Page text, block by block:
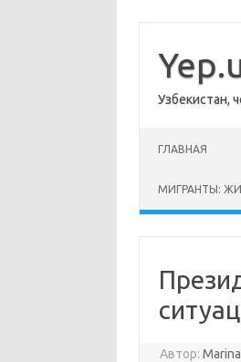
содержимому
Узбекистан,
ГЛАВНАЯ
МИГРАНТЫ:
Автор: